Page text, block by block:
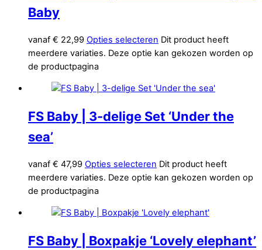
Baby
vanaf € 22,99 Opties selecteren Dit product heeft
meerdere variaties. Deze optie kan gekozen worden op
de productpagina
FS Baby | 3-delige Set ‘Under the
sea’
vanaf € 47,99 Opties selecteren Dit product heeft
meerdere variaties. Deze optie kan gekozen worden op
de productpagina
FS Baby | Boxpakje ‘Lovely elephant’